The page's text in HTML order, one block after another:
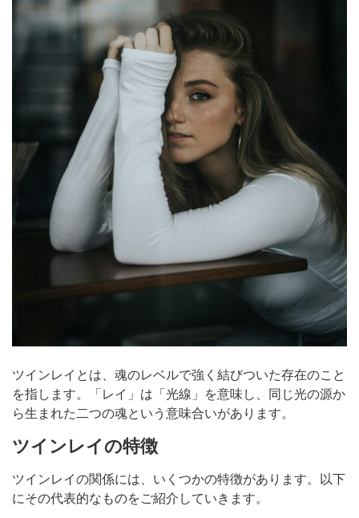
ツインレイとは、魂のレベルで強く結びついた存在のこと
を指します。「レイ」は「光線」を意味し、同じ光の源か
ら生まれた二つの魂という意味合いがあります。
ツインレイの特徴
ツインレイの関係には、いくつかの特徴があります。以下
にその代表的なものをご紹介していきます。